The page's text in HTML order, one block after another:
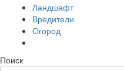
Ландшафт
Вредители
Огород
Поиск